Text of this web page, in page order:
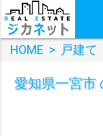
HOME > 戸建て
愛知県一宮市